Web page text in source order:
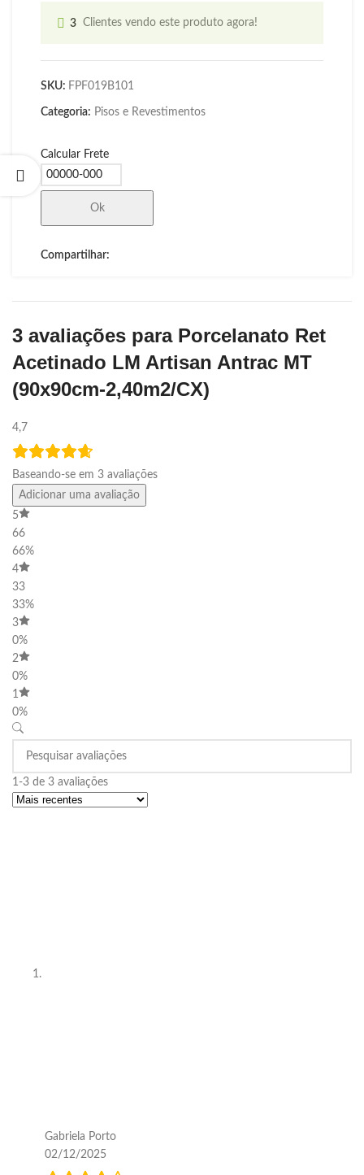
3 Clientes vendo este produto agora!
SKU: FPF019B101
Categoria: Pisos e Revestimentos
Calcular Frete
Ok
Compartilhar:
3 avaliações para Porcelanato Ret
Acetinado LM Artisan Antrac MT
(90x90cm-2,40m2/CX)
4,7
Baseando-se em 3 avaliações
Adicionar uma avaliação
5
66
66%
4
33
33%
3
0%
2
0%
1
0%
1-3 de 3 avaliações
Gabriela Porto
02/12/2025